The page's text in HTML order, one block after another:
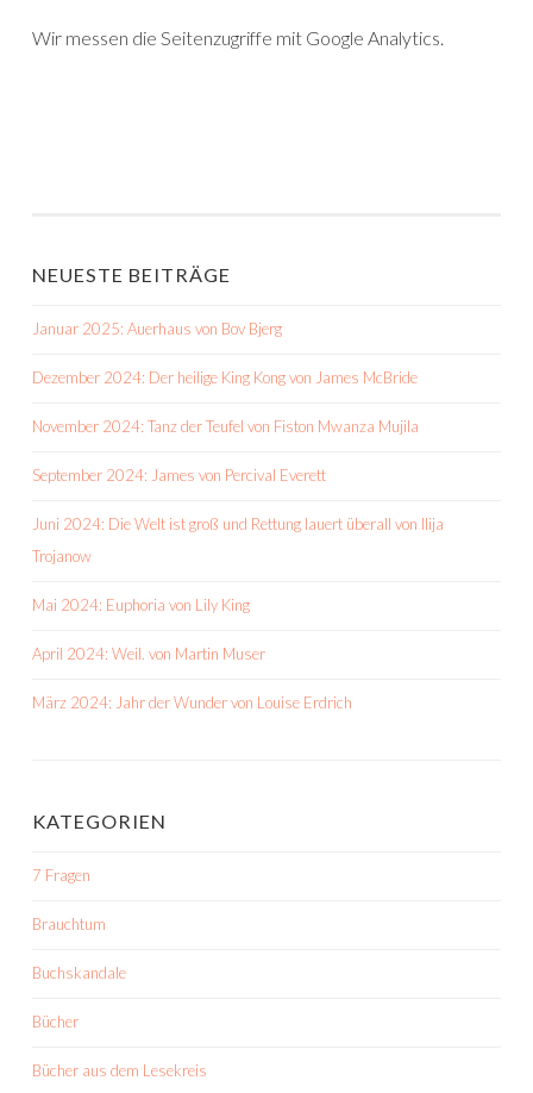
Wir messen die Seitenzugriffe mit Google Analytics.
NEUESTE BEITRÄGE
Januar 2025: Auerhaus von Bov Bjerg
Dezember 2024: Der heilige King Kong von James McBride
November 2024: Tanz der Teufel von Fiston Mwanza Mujila
September 2024: James von Percival Everett
Juni 2024: Die Welt ist groß und Rettung lauert überall von Ilija
Trojanow
Mai 2024: Euphoria von Lily King
April 2024: Weil. von Martin Muser
März 2024: Jahr der Wunder von Louise Erdrich
KATEGORIEN
7 Fragen
Brauchtum
Buchskandale
Bücher
Bücher aus dem Lesekreis